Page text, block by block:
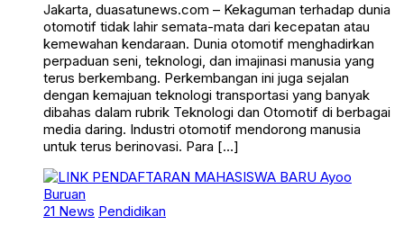
Jakarta, duasatunews.com – Kekaguman terhadap dunia
otomotif tidak lahir semata-mata dari kecepatan atau
kemewahan kendaraan. Dunia otomotif menghadirkan
perpaduan seni, teknologi, dan imajinasi manusia yang
terus berkembang. Perkembangan ini juga sejalan
dengan kemajuan teknologi transportasi yang banyak
dibahas dalam rubrik Teknologi dan Otomotif di berbagai
media daring. Industri otomotif mendorong manusia
untuk terus berinovasi. Para […]
21 News Pendidikan